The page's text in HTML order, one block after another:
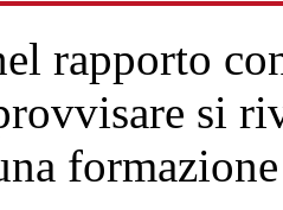
rapporto
si